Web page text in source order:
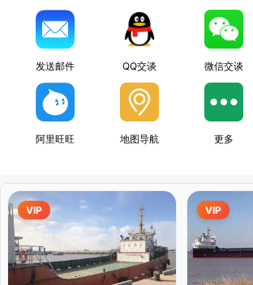
发送邮件 QQ交谈 微信交谈
阿里旺旺 地图导航 更多
VIP VIP